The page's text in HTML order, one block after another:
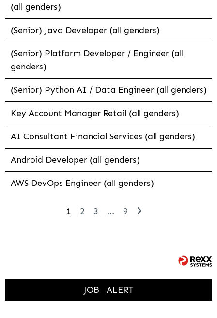
(all genders)
(Senior) Java Developer (all genders)
(Senior) Platform Developer / Engineer (all
genders)
(Senior) Python AI / Data Engineer (all genders)
Key Account Manager Retail (all genders)
AI Consultant Financial Services (all genders)
Android Developer (all genders)
AWS DevOps Engineer (all genders)
1 2 3 ... 9
JOB ALERT